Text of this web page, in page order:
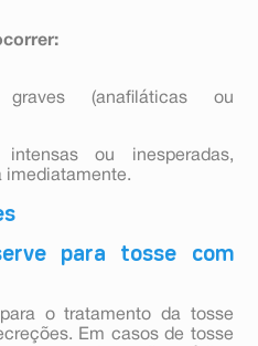
(anafiláticas ou
ou inesperadas,
imediatamente.
para tosse com
o tratamento da tosse
Em casos de tosse